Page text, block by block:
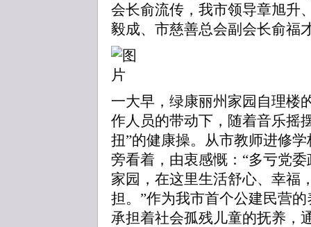
会长俞流传，我市领导章旭升
毅成、市慈善总会副会长俞福
一大早，绿康丽州家园自理楼
作人员的带动下，随着音乐摇
扭”的健康操。从市教师进修
旁看着，由衷感慨：“多亏党
家园，在这里生活舒心、幸福
担。”作为我市首个公建民营
承担着社会孤残儿童的抚养，